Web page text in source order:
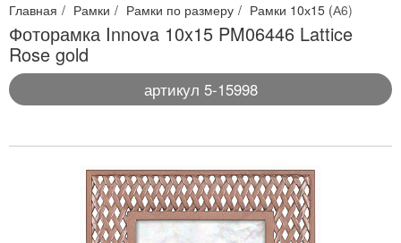
Главная Рамки Рамки по размеру Рамки 10х15 (А6)
Фоторамка Innova 10x15 PM06446 Lattice
Rose gold
артикул 5-15998